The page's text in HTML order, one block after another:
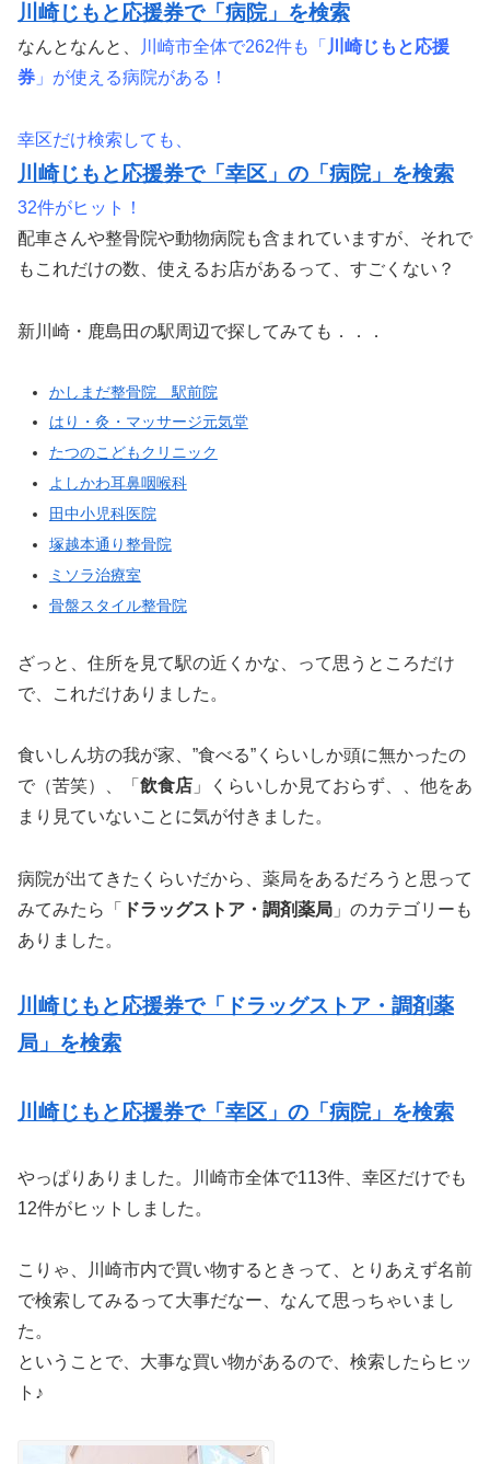
川崎じもと応援券で「病院」を検索
なんとなんと、 川崎市全体で262件も「 川崎じもと応援
券 」が使える病院がある！
幸区だけ検索しても、
川崎じもと応援券で「幸区」の「病院」を検索
32件がヒット！
配車さんや整骨院や動物病院も含まれていますが、それで
もこれだけの数、使えるお店があるって、すごくない？
新川崎・鹿島田の駅周辺で探してみても．．．
かしまだ整骨院 駅前院
はり・灸・マッサージ元気堂
たつのこどもクリニック
よしかわ耳鼻咽喉科
田中小児科医院
塚越本通り整骨院
ミソラ治療室
骨盤スタイル整骨院
ざっと、住所を見て駅の近くかな、って思うところだけ
で、これだけありました。
食いしん坊の我が家、”食べる”くらいしか頭に無かったの
で（苦笑）、「 飲食店 」くらいしか見ておらず、、他をあ
まり見ていないことに気が付きました。
病院が出てきたくらいだから、薬局をあるだろうと思って
みてみたら「
ドラッグストア・調剤薬局 」のカテゴリーも
ありました。
川崎じもと応援券で「ドラッグストア・調剤薬
局」を検索
川崎じもと応援券で「幸区」の「病院」を検索
やっぱりありました。川崎市全体で113件、幸区だけでも
12件がヒットしました。
こりゃ、川崎市内で買い物するときって、とりあえず名前
で検索してみるって大事だなー、なんて思っちゃいまし
た。
ということで、大事な買い物があるので、検索したらヒッ
ト♪